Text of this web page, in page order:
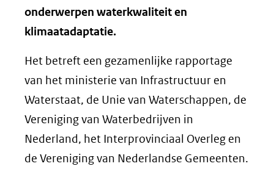
onderwerpen waterkwaliteit en
klimaatadaptatie.
Het betreft een gezamenlijke rapportage
van het ministerie van Infrastructuur en
Waterstaat, de Unie van Waterschappen, de
Vereniging van Waterbedrijven in
Nederland, het Interprovinciaal Overleg en
de Vereniging van Nederlandse Gemeenten.